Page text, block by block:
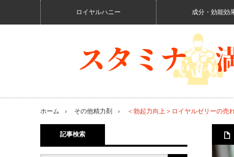
ロイヤルハニー 成分・効能効
ホーム その他精力剤 ＜勃起力向上＞ロイヤルゼリーの売
記事検索